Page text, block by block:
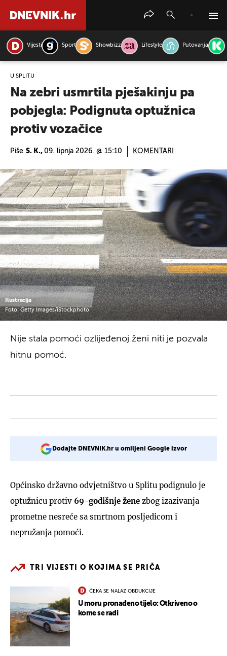
Vijesti Sport Showbizz Lifestyle Putovanja
U SPLITU
Na zebri usmrtila pješakinju pa
pobjegla: Podignuta optužnica
protiv vozačice
Piše S. K., 09. lipnja 2026. @ 15:10 KOMENTARI
Ilustracija
Foto: Getty Images/iStockphoto
Nije stala pomoći ozlijeđenoj ženi niti je pozvala
hitnu pomoć.
Dodajte DNEVNIK.hr u omiljeni Google izvor
Općinsko državno odvjetništvo u Splitu podignulo je
optužnicu protiv 69-godišnje žene zbog izazivanja
prometne nesreće sa smrtnom posljedicom i
nepružanja pomoći.
TRI VIJESTI O KOJIMA SE PRIČA
ČEKA SE NALAZ OBDUKCIJE
U moru pronađeno tijelo: Otkriveno o
kome se radi
PRETRAŽITE VIJESTI